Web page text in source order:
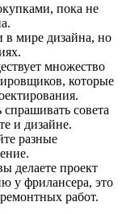
пока не
в мире дизайна, но
множество
которые
совета
и дизайне.
разные
делаете проект
у фрилансера, это
работ.